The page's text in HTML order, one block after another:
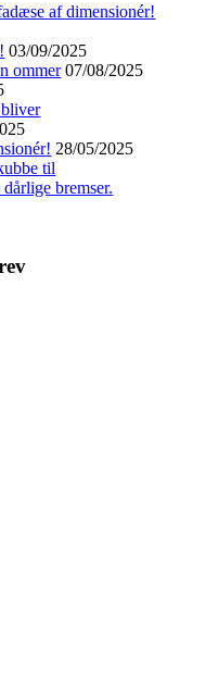
af dimensionér!
03/09/2025
ommer 07/08/2025
28/05/2025
til
bremser.